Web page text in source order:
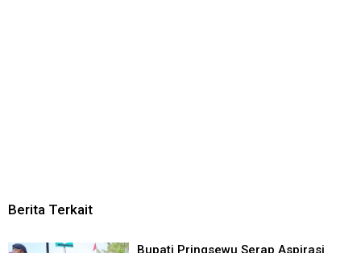
Berita Terkait
Bupati Pringsewu Serap Aspirasi